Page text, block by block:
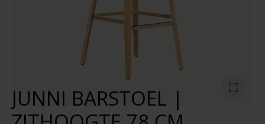
JUNNI BARSTOEL |